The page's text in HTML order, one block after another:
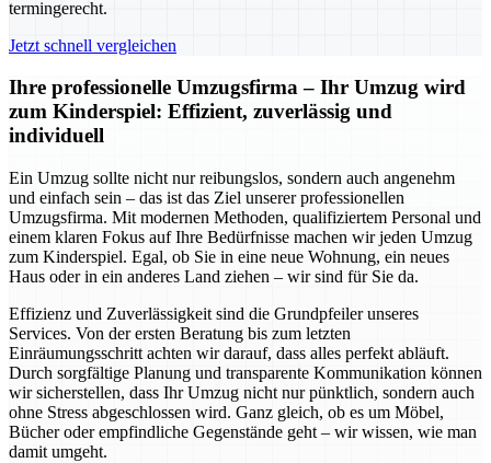
termingerecht.
Jetzt schnell vergleichen
Ihre professionelle Umzugsfirma – Ihr Umzug wird
zum Kinderspiel: Effizient, zuverlässig und
individuell
Ein Umzug sollte nicht nur reibungslos, sondern auch angenehm
und einfach sein – das ist das Ziel unserer professionellen
Umzugsfirma. Mit modernen Methoden, qualifiziertem Personal und
einem klaren Fokus auf Ihre Bedürfnisse machen wir jeden Umzug
zum Kinderspiel. Egal, ob Sie in eine neue Wohnung, ein neues
Haus oder in ein anderes Land ziehen – wir sind für Sie da.
Effizienz und Zuverlässigkeit sind die Grundpfeiler unseres
Services. Von der ersten Beratung bis zum letzten
Einräumungsschritt achten wir darauf, dass alles perfekt abläuft.
Durch sorgfältige Planung und transparente Kommunikation können
wir sicherstellen, dass Ihr Umzug nicht nur pünktlich, sondern auch
ohne Stress abgeschlossen wird. Ganz gleich, ob es um Möbel,
Bücher oder empfindliche Gegenstände geht – wir wissen, wie man
damit umgeht.